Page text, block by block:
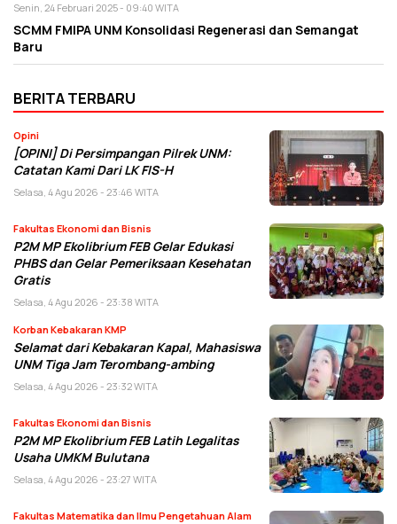
Senin, 24 Februari 2025 - 09:40 WITA
SCMM FMIPA UNM Konsolidasi Regenerasi dan Semangat
Baru
BERITA TERBARU
Opini
[OPINI] Di Persimpangan Pilrek UNM:
Catatan Kami Dari LK FIS-H
Selasa, 4 Agu 2026 - 23:46 WITA
Fakultas Ekonomi dan Bisnis
P2M MP Ekolibrium FEB Gelar Edukasi
PHBS dan Gelar Pemeriksaan Kesehatan
Gratis
Selasa, 4 Agu 2026 - 23:38 WITA
Korban Kebakaran KMP
Selamat dari Kebakaran Kapal, Mahasiswa
UNM Tiga Jam Terombang-ambing
Selasa, 4 Agu 2026 - 23:32 WITA
Fakultas Ekonomi dan Bisnis
P2M MP Ekolibrium FEB Latih Legalitas
Usaha UMKM Bulutana
Selasa, 4 Agu 2026 - 23:27 WITA
Fakultas Matematika dan Ilmu Pengetahuan Alam